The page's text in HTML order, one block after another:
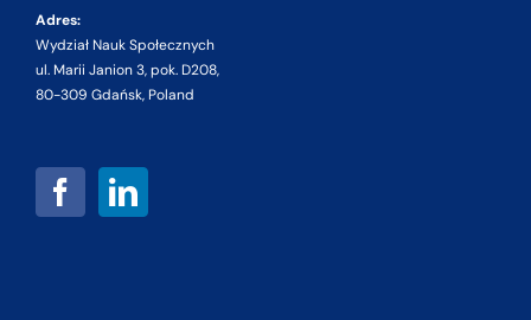
Adres:
Wydział Nauk Społecznych
ul. Marii Janion 3, pok. D208,
80-309 Gdańsk, Poland